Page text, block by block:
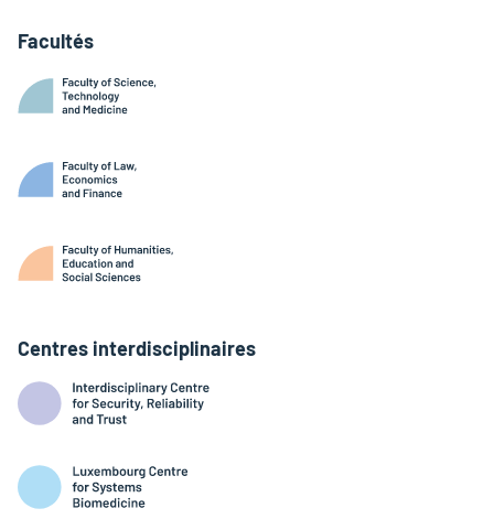
Facultés
Centres interdisciplinaires